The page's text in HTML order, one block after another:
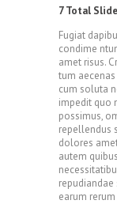
7 Total
Fugiat
condime
amet risus.
tum
cum soluta
impedit quo
possimus,
repellendus
dolores
autem
earum